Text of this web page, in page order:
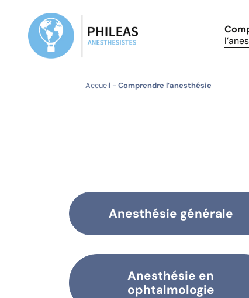
Accueil - Comprendre l’anesthésie
Anesthésie générale
Anesthésie en
ophtalmologie